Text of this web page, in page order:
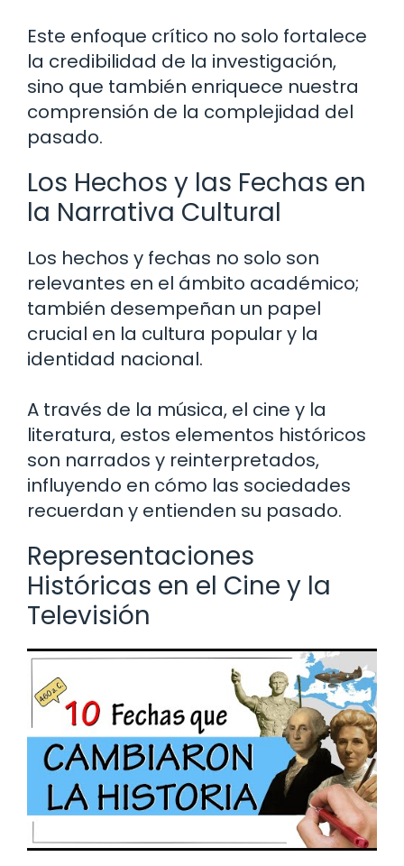
Este enfoque crítico no solo fortalece
la credibilidad de la investigación,
sino que también enriquece nuestra
comprensión de la complejidad del
pasado.
Los Hechos y las Fechas en
la Narrativa Cultural
Los hechos y fechas no solo son
relevantes en el ámbito académico;
también desempeñan un papel
crucial en la cultura popular y la
identidad nacional.
A través de la música, el cine y la
literatura, estos elementos históricos
son narrados y reinterpretados,
influyendo en cómo las sociedades
recuerdan y entienden su pasado.
Representaciones
Históricas en el Cine y la
Televisión